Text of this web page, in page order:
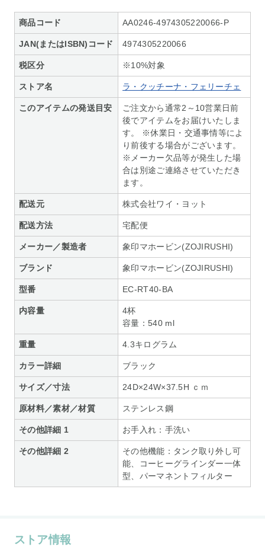
商品コード AA0246-4974305220066-P
JAN(またはISBN)コード 4974305220066
税区分 ※10%対象
ストア名 ラ・クッチーナ・フェリーチェ
このアイテムの発送目安
ご注文から通常2～10営業日前
後でアイテムをお届けいたしま
す。 ※休業日・交通事情等によ
り前後する場合がございます。
※メーカー欠品等が発生した場
合は別途ご連絡させていただき
ます。
配送元 株式会社ワイ・ヨット
配送方法 宅配便
メーカー／製造者 象印マホービン(ZOJIRUSHI)
ブランド 象印マホービン(ZOJIRUSHI)
型番 EC-RT40-BA
内容量
4杯
容量：540 ml
重量 4.3キログラム
カラー詳細 ブラック
サイズ／寸法 24D×24W×37.5H ｃｍ
原材料／素材／材質 ステンレス鋼
その他詳細 1 お手入れ：手洗い
その他詳細 2
その他機能：タンク取り外し可
能、コーヒーグラインダー一体
型、パーマネントフィルター
ストア情報